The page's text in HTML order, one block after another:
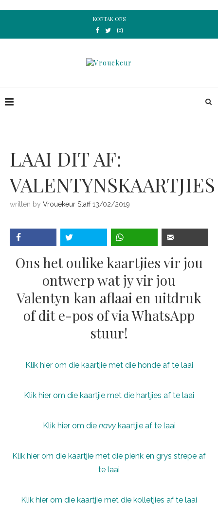
KONTAK ONS
LAAI DIT AF:
VALENTYNSKAARTJIES
written by Vrouekeur Staff 13/02/2019
Ons het oulike kaartjies vir jou
ontwerp wat jy vir jou
Valentyn kan aflaai en uitdruk
of dit e-pos of via WhatsApp
stuur!
Klik hier om die kaartjie met die honde af te laai
Klik hier om die kaartjie met die hartjies af te laai
Klik hier om die navykaartjie af te laai
Klik hier om die kaartjie met die pienk en grys strepe af
te laai
Klik hier om die kaartjie met die kolletjies af te laai